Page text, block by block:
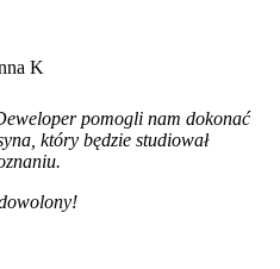
K
pomogli nam dokonać
który będzie studiował